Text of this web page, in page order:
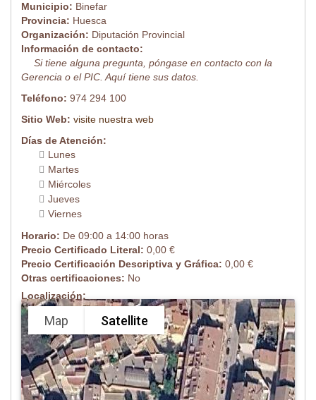
Municipio: Binefar
Provincia: Huesca
Organización: Diputación Provincial
Información de contacto:
Si tiene alguna pregunta, póngase en contacto con la
Gerencia o el PIC. Aquí tiene sus datos.
Teléfono: 974 294 100
Sitio Web: visite nuestra web
Días de Atención:
Lunes
Martes
Miércoles
Jueves
Viernes
Horario: De 09:00 a 14:00 horas
Precio Certificado Literal: 0,00 €
Precio Certificación Descriptiva y Gráfica: 0,00 €
Otras certificaciones: No
Localización:
Map Satellite